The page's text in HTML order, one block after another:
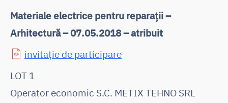
Materiale electrice pentru reparații –
Arhitectură – 07.05.2018 – atribuit
invitaţie de participare
LOT 1
Operator economic S.C. METIX TEHNO SRL